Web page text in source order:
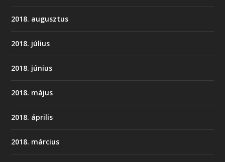
2018. augusztus
2018. július
2018. június
2018. május
2018. április
2018. március